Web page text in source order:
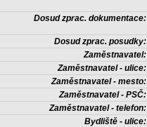
Dosud zprac. dokumentace:
Dosud zprac. posudky:
Zaměstnavatel:
Zaměstnavatel - ulice:
Zaměstnavatel - mesto:
Zaměstnavatel - PSČ:
Zaměstnavatel - telefon:
Bydliště - ulice: